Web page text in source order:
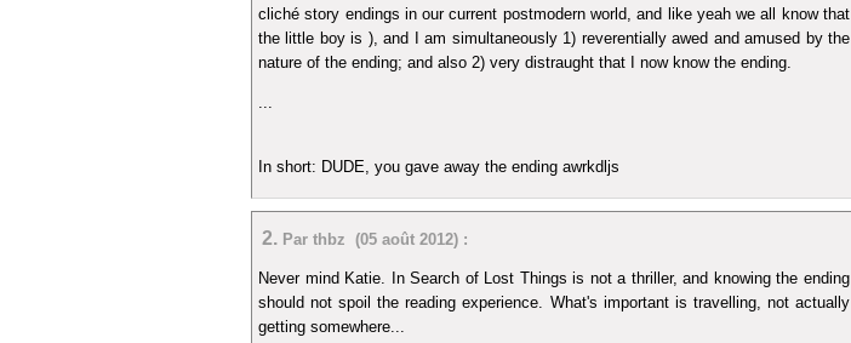
cliché story endings in our current postmodern world, and like yeah we all know that
the little boy is ), and I am simultaneously 1) reverentially awed and amused by the
nature of the ending; and also 2) very distraught that I now know the ending.
In short: DUDE, you gave away the ending awrkdljs
2. Par thbz (05 août 2012) :
Never mind Katie. In Search of Lost Things is not a thriller, and knowing the ending
should not spoil the reading experience. What's important is travelling, not actually
getting somewhere...